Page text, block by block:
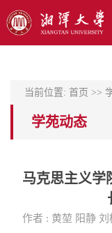
当前位置: 首页 >>
学苑动态
马克思主义学
作者 : 黄堃 阳静 刘